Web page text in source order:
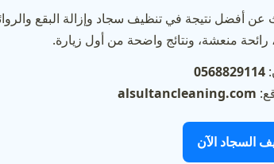
عن أفضل نتيجة في تنظيف سجاد وإزالة البقع
منعشة، ونتائج واضحة من أول زيارة.
0568829114
alsultancleaning.com
السجاد الآن